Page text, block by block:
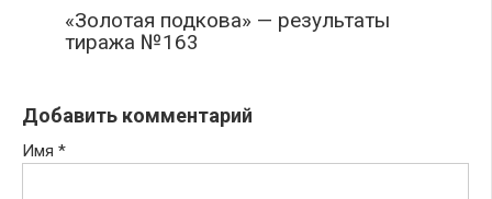
«Золотая подкова» — результаты
тиража №163
Добавить комментарий
Имя *